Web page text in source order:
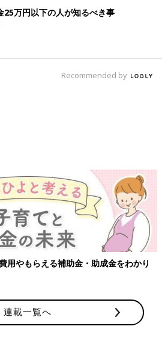
インテリア合ったハロウィン
25万円以下の人が知るべき事
Recommended by
用やもらえる補助金・助成金をわかり
連載一覧へ